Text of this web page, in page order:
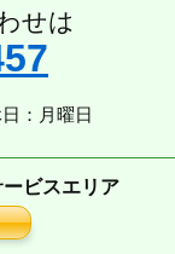
せは
：月曜日
ービスエリア